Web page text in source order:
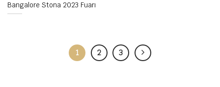
Bangalore Stona 2023 Fuarı
1 2 3